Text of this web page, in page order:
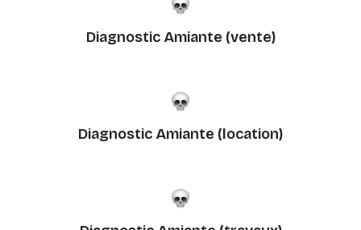
Diagnostic Amiante (vente)
Diagnostic Amiante (location)